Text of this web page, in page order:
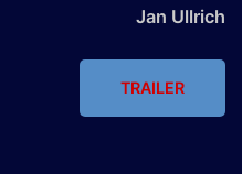
Jan Ullrich
TRAILER